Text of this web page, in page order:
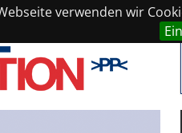
verwenden wir